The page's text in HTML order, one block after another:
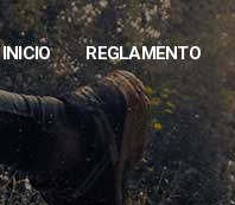
INICIO REGLAMENTO